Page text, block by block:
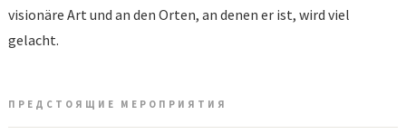
visionäre Art und an den Orten, an denen er ist, wird viel
gelacht.
ПРЕДСТОЯЩИЕ МЕРОПРИЯТИЯ